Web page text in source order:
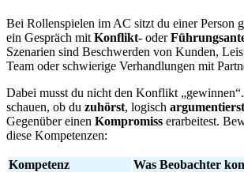
Bei Rollenspielen im AC sitzt du einer Person
ein Gespräch mit Konflikt- oder
Szenarien sind Beschwerden von Kunden,
Team oder schwierige Verhandlungen mit
Dabei musst du nicht den Konflikt
schauen, ob du zuhörst, logisch argumentierst
Gegenüber einen Kompromiss erarbeitest.
diese Kompetenzen:
Kompetenz
Was Beobachter